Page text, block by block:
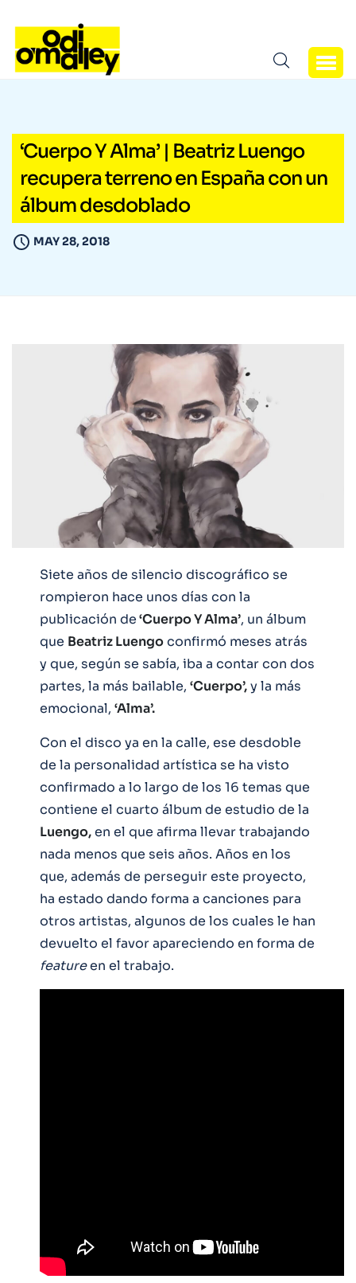
‘Cuerpo Y Alma’ | Beatriz Luengo
recupera terreno en España con un
álbum desdoblado
MAY 28, 2018
Siete años de silencio discográfico se
rompieron hace unos días con la
publicación de‘Cuerpo Y Alma’, un álbum
que Beatriz Luengoconfirmó meses atrás
y que, según se sabía, iba a contar con dos
partes, la más bailable, ‘Cuerpo’,y la más
emocional, ‘Alma’.
Con el disco ya en la calle, ese desdoble
de la personalidad artística se ha visto
confirmado a lo largo de los 16 temas que
contiene el cuarto álbum de estudio de la
Luengo,en el que afirma llevar trabajando
nada menos que seis años. Años en los
que, además de perseguir este proyecto,
ha estado dando forma a canciones para
otros artistas, algunos de los cuales le han
devuelto el favor apareciendo en forma de
featureen el trabajo.